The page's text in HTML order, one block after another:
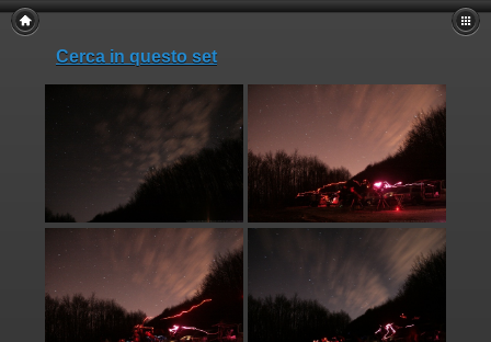
Cerca in questo set